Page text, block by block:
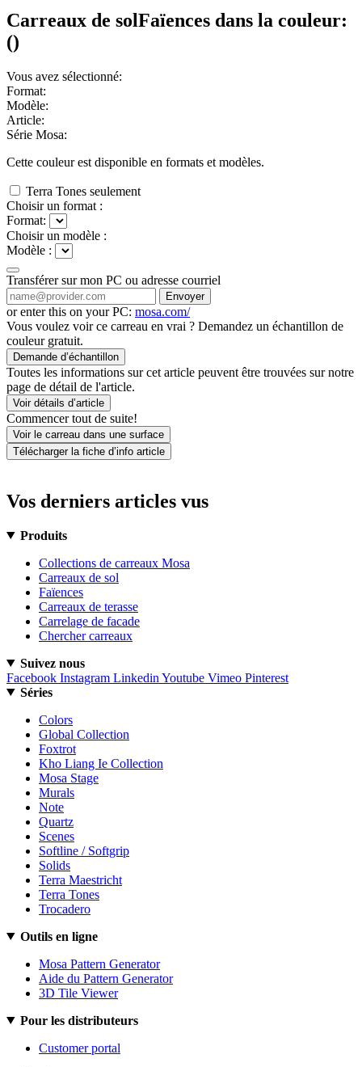
Carreaux de solFaïences dans la couleur:
()
Vous avez sélectionné:
Format:
Modèle:
Article:
Série Mosa:
Cette couleur est disponible en formats et modèles.
Terra Tones seulement
Choisir un format :
Format:
Choisir un modèle :
Modèle :
Transférer sur mon PC ou adresse courriel
Envoyer
or enter this on your PC: mosa.com/
Vous voulez voir ce carreau en vrai ? Demandez un échantillon de
couleur gratuit.
Demande d’échantillon
Toutes les informations sur cet article peuvent être trouvées sur notre
page de détail de l'article.
Voir détails d’article
Commencer tout de suite!
Voir le carreau dans une surface
Télécharger la fiche d’info article
Vos derniers articles vus
Produits
Collections de carreaux Mosa
Carreaux de sol
Faïences
Carreaux de terasse
Carrelage de facade
Chercher carreaux
Suivez nous
Facebook Instagram Linkedin Youtube Vimeo Pinterest
Séries
Colors
Global Collection
Foxtrot
Kho Liang Ie Collection
Mosa Stage
Murals
Note
Quartz
Scenes
Softline / Softgrip
Solids
Terra Maestricht
Terra Tones
Trocadero
Outils en ligne
Mosa Pattern Generator
Aide du Pattern Generator
3D Tile Viewer
Pour les distributeurs
Customer portal